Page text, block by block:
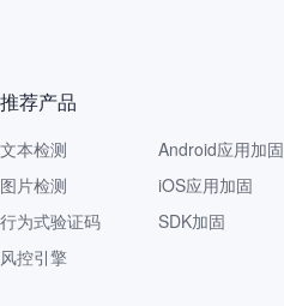
推荐产品
文本检测
图片检测
行为式验证码
风控引擎
Android应用加固
iOS应用加固
SDK加固